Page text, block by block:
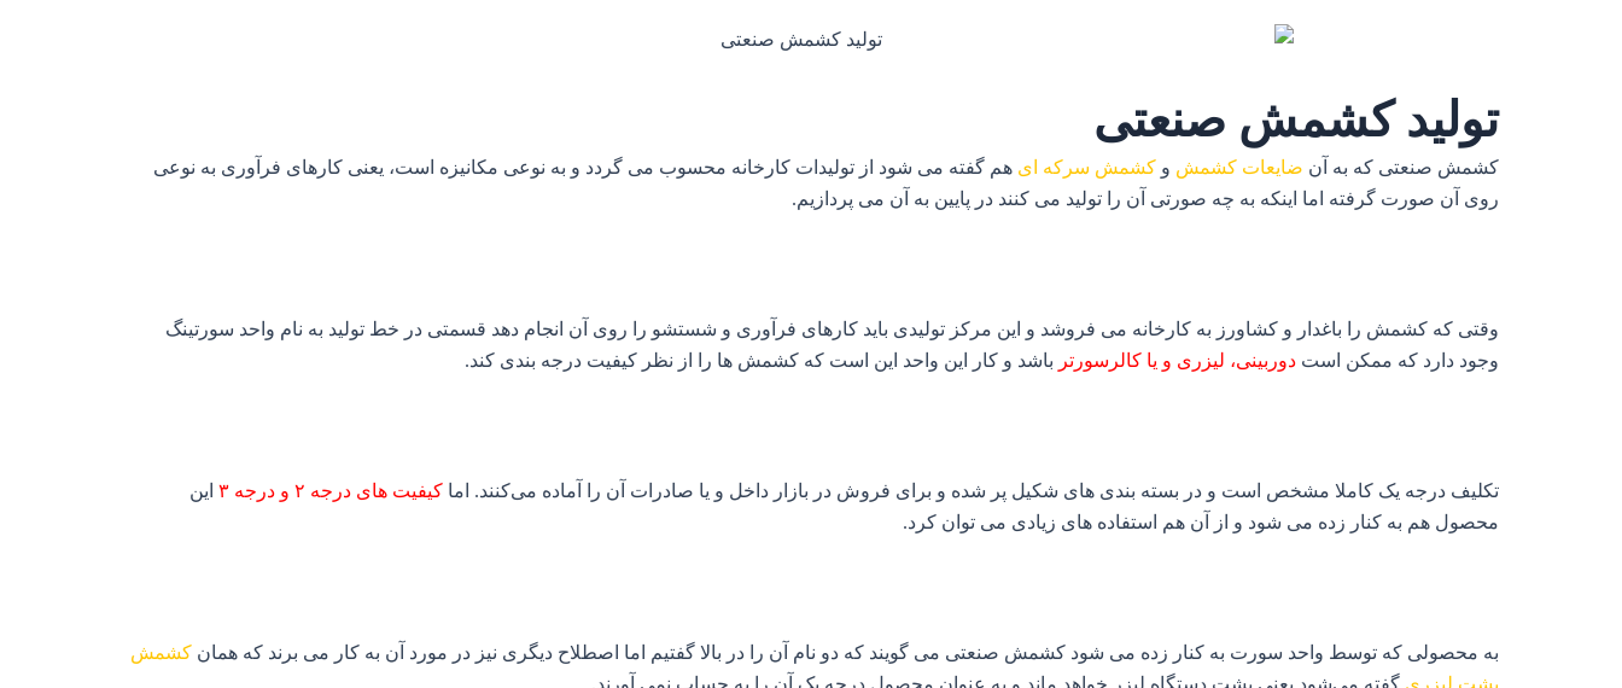
تولید کشمش صنعتی
کشمش صنعتی که به آن ضایعات کشمش و کشمش سرکه ای هم گفته می شود از تولیدات کارخانه محسوب می گردد و به نوعی مکانیزه است، یعنی کارهای فرآوری به‌ نوعی
روی آن صورت گرفته اما اینکه به چه صورتی آن را تولید می کنند در پایین به آن می پردازیم.
وقتی که کشمش را باغدار و کشاورز به کارخانه می فروشد و این مرکز تولیدی باید کارهای فرآوری و شستشو را روی آن انجام دهد قسمتی در خط تولید به نام واحد سورتینگ
وجود دارد که ممکن است دوربینی، لیزری و یا کالرسورتر باشد و کار این واحد این است که کشمش ها را از نظر کیفیت درجه بندی کند.
تکلیف درجه یک کاملا مشخص است و در بسته بندی های شکیل پر شده و برای فروش در بازار داخل و یا صادرات آن را آماده می‌کنند. اما کیفیت های درجه ۲ و درجه ۳
این
محصول هم به کنار زده می شود و از آن هم استفاده های زیادی می توان کرد.
به محصولی که توسط واحد سورت به کنار زده می شود کشمش صنعتی می گویند که دو نام آن را در بالا گفتیم اما اصطلاح دیگری نیز در مورد آن به کار می برند که همان کشمش
پشت لیزری گفته می‌شود یعنی پشت دستگاه لیزر خواهد ماند و به عنوان محصول درجه یک آن را به حساب نمی آورند.